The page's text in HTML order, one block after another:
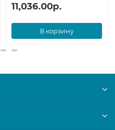
11,036.00р.
В корзину